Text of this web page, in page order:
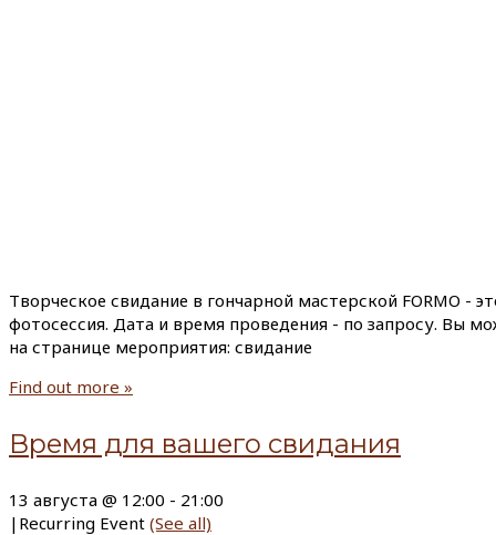
Творческое свидание в гончарной мастерской FORMO -
фотосессия. Дата и время проведения - по запросу. Вы
на странице мероприятия: свидание
Find out more »
Время для вашего свидания
13 августа @ 12:00 - 21:00
| Recurring Event (See all)